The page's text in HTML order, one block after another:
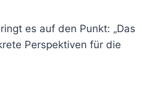
es auf den Punkt: „Das
Perspektiven für die